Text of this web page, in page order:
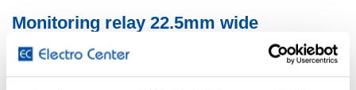
Monitoring relay 22.5mm wide
sim. monitoring of over-/under-voltage